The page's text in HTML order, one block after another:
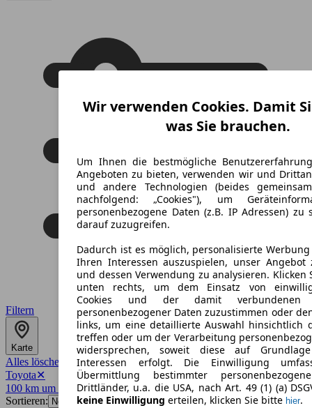
Filtern
Karte
Alles löschen
Toyota✕
100 km um 69115✕
Sortieren:
Wir verwenden Cookies. Damit
was Sie brauchen.
Um Ihnen die bestmögliche
Angeboten zu bieten, verwenden wir und
und andere Technologien (beides
nachfolgend: „Cookies"), um
personenbezogene Daten (z.B. IP Adressen) zu
darauf zuzugreifen.
Dadurch ist es möglich, personalisierte
Ihren Interessen auszuspielen, unser Angebot
und dessen Verwendung zu analysieren. Klicken
unten rechts, um dem Einsatz von
Cookies und der damit verbundenen
personenbezogener Daten zuzustimmen oder
links, um eine detaillierte Auswahl hinsichtlich
treffen oder um der Verarbeitung
widersprechen, soweit diese auf
Interessen erfolgt. Die Einwilligung
Übermittlung bestimmter
Drittländer, u.a. die USA, nach Art. 49 (1) (a)
keine Einwilligung erteilen, klicken Sie bitte hier.